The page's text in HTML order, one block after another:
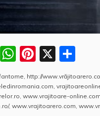
E
m
W
at
s
Pi
nt
er
e
X
rt
aj
, http://
,
, www.vrajitoare-
, www.vrajitoarero.com,